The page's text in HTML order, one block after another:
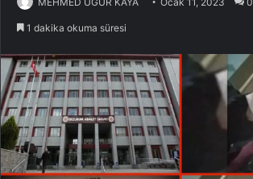
1 dakika okuma süresi